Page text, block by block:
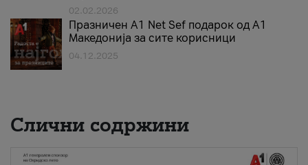
02.02.2026
Празничен A1 Net Sеf подарок од А1
Македонија за сите корисници
04.12.2025
Слични содржини